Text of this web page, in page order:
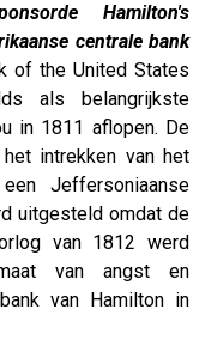
Hamilton's
centrale bank
of the United States
als belangrijkste
in 1811 aflopen. De
intrekken van het
Jeffersoniaanse
uitgesteld omdat de
van 1812 werd
van angst en
van Hamilton in